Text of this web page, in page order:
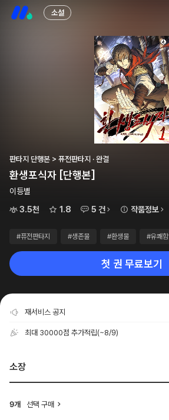
소설
판타지 단행본 > 퓨전판타지 · 완결
환생포식자 [단행본]
이등별
3.5천
1.8 5 건 작품정보
#퓨전판타지 #생존물 #환생물 #유쾌함
첫 권 무료보기
재서비스 공지
최대 30000점 추가적립(~8/9)
소장
9개 선택 구매